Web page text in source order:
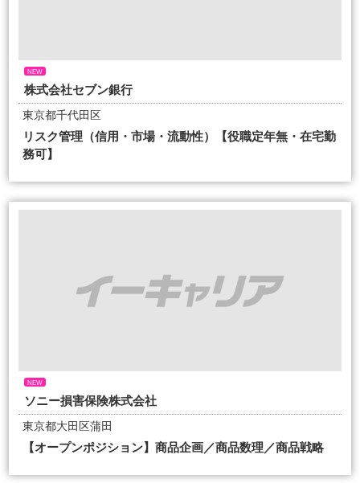
NEW
株式会社セブン銀行
東京都千代田区
リスク管理（信用・市場・流動性）【役職定年無・在宅勤
務可】
NEW
ソニー損害保険株式会社
東京都大田区蒲田
【オープンポジション】商品企画／商品数理／商品戦略